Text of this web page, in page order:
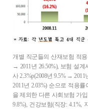
개별 직군들의 산재보험 적용
→ 2011년 26.50%), 보험 설계
사 2.3%p(2008년 9.5% →
2011년 2.03%) 순으로 적용
을 제외한 다른 사회보험 가
9.8%), 건강보험(직장: 4.1%,